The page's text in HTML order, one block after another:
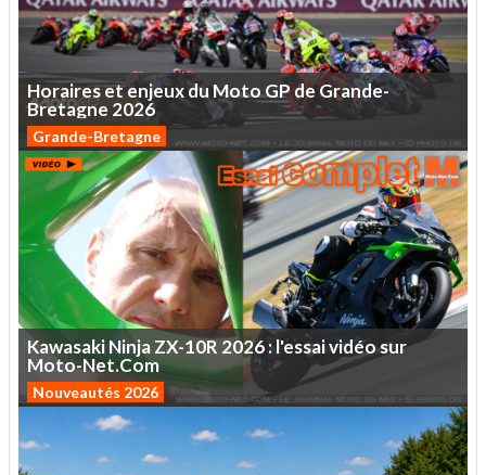
HorairesetenjeuxduMotoGPdeGrande-
Bretagne 2026
Grande-Bretagne
KawasakiNinjaZX-10R 2026:l'essaividéosur
Moto-Net.Com
Nouveautés 2026